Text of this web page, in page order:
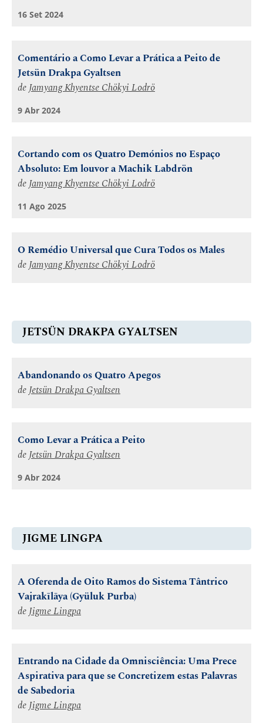
16 Set 2024
Comentário a Como Levar a Prática a Peito de
Jetsün Drakpa Gyaltsen
de Jamyang Khyentse Chökyi Lodrö
9 Abr 2024
Cortando com os Quatro Demónios no Espaço
Absoluto: Em louvor a Machik Labdrön
de Jamyang Khyentse Chökyi Lodrö
11 Ago 2025
O Remédio Universal que Cura Todos os Males
de Jamyang Khyentse Chökyi Lodrö
JETSÜN DRAKPA GYALTSEN
Abandonando os Quatro Apegos
de Jetsün Drakpa Gyaltsen
Como Levar a Prática a Peito
de Jetsün Drakpa Gyaltsen
9 Abr 2024
JIGME LINGPA
A Oferenda de Oito Ramos do Sistema Tântrico
Vajrakīlāya (Gyüluk Purba)
de Jigme Lingpa
Entrando na Cidade da Omnisciência: Uma Prece
Aspirativa para que se Concretizem estas Palavras
de Sabedoria
de Jigme Lingpa